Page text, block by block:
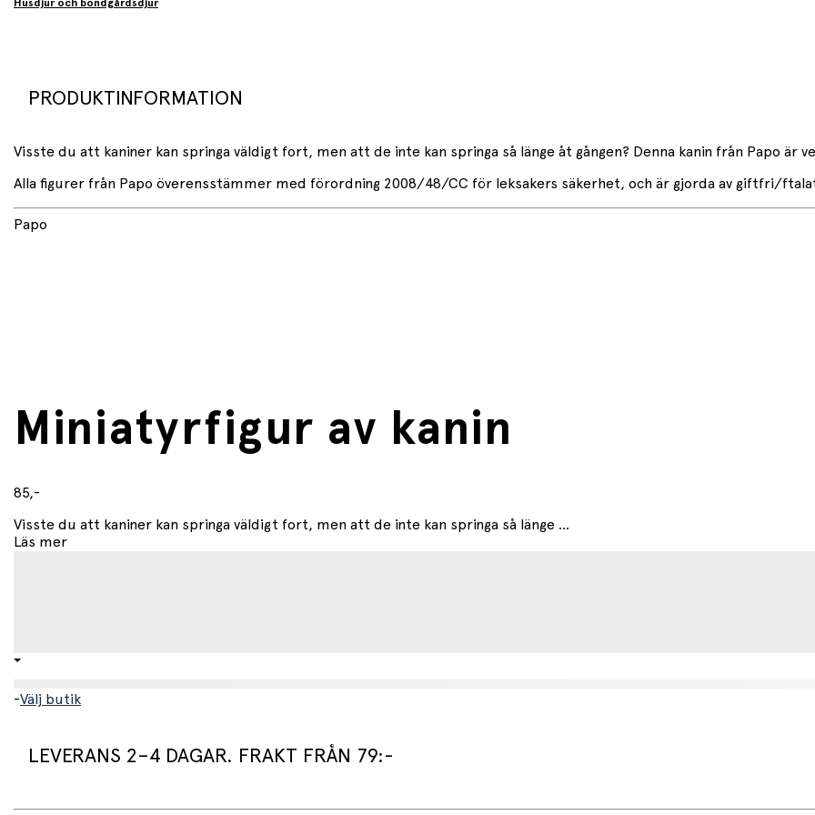
Husdjur och bondgårdsdjur
PRODUKTINFORMATION
Visste du att kaniner kan springa väldigt fort, men att de inte kan springa så länge åt gången? Denna kanin från Papo är
Alla figurer från Papo överensstämmer med förordning 2008/48/CC för leksakers säkerhet, och är gjorda av giftfri/
Papo
Miniatyrfigur av kanin
85,-
Visste du att kaniner kan springa väldigt fort, men att de inte kan springa så länge ...
Läs mer
-Välj butik
LEVERANS 2–4 DAGAR. FRAKT FRÅN 79:-